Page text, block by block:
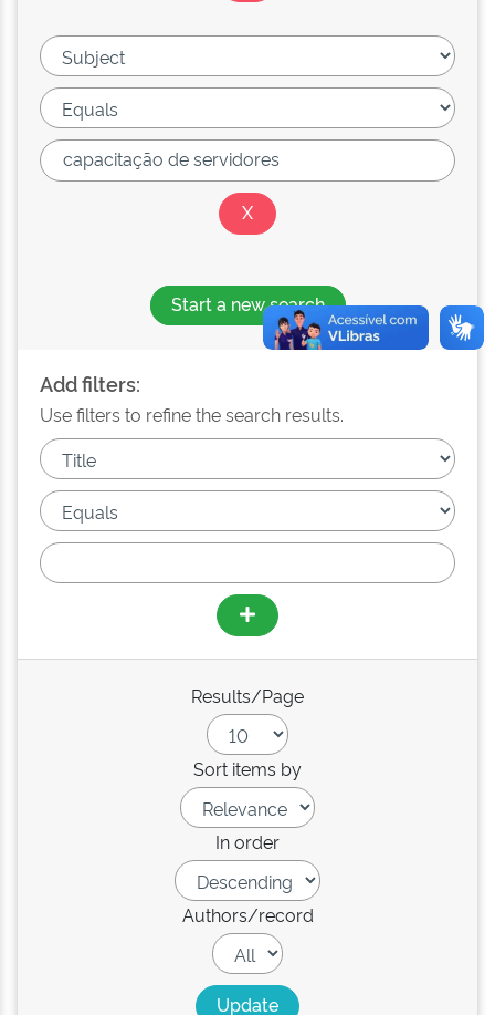
Start a new search
Add filters:
Use filters to refine the search results.
Results/Page
Sort items by
In order
Authors/record